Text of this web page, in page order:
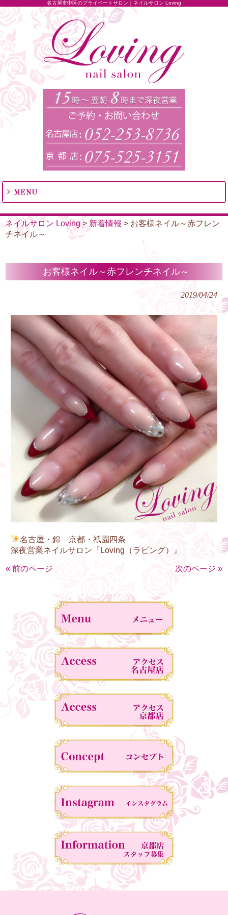
名古屋市中区のプライベートサロン｜ネイルサロン Loving
MENU
ネイルサロン Loving> 新着情報 > お客様ネイル～赤フレン
チネイル～
お客様ネイル～赤フレンチネイル～
2019/04/24
名古屋・錦 京都・祇園四条
深夜営業ネイルサロン『Loving（ラビング）』
« 前のページ 次のページ »